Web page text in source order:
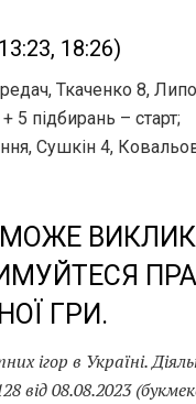
18:26)
Ткаченко 8,
5 підбирань – старт;
Сушкін 4,
МОЖЕ
ГРИ.
ігор в Україні.
від 08.08.2023